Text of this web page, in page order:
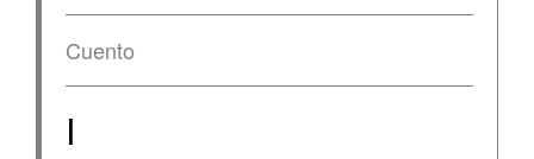
Cuento
I